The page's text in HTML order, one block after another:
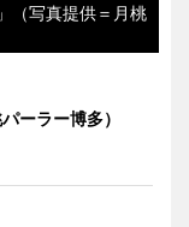
（写真提供＝月桃
ーラー博多）